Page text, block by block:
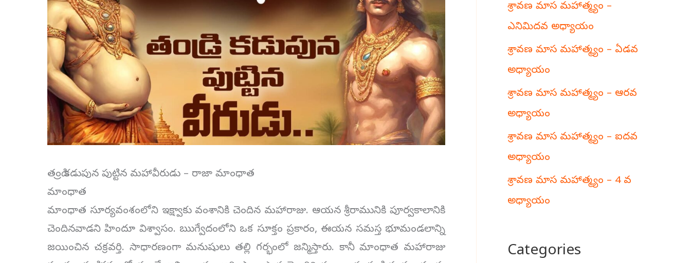
తండ్రి కడుపున పుట్టిన మహావీరుడు – రాజా మాంధాత
మాంధాత
మాంధాత సూర్యవంశంలోని ఇక్ష్వాకు వంశానికి చెందిన మహారాజు. ఆయన శ్రీరామునికి పూర్వకాలానికి
చెందినవాడని హిందూ విశ్వాసం. ఋగ్వేదంలోని ఒక సూక్తం ప్రకారం, ఈయన సమస్త భూమండలాన్ని
జయించిన చక్రవర్తి. సాధారణంగా మనుషులు తల్లి గర్భంలో జన్మిస్తారు. కానీ మాంధాత మహారాజు
h
శ్రావణ మాస మహాత్మ్యం –
ఎనిమిదవ అధ్యాయం
శ్రావణ మాస మహాత్మ్యం – ఏడవ
అధ్యాయం
శ్రావణ మాస మహాత్మ్యం – ఆరవ
అధ్యాయం
శ్రావణ మాస మహాత్మ్యం – ఐదవ
అధ్యాయం
శ్రావణ మాస మహాత్మ్యం – 4 వ
అధ్యాయం
Categories